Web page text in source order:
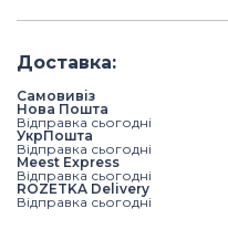
Доставка:
Самовивіз
Нова Пошта
Відправка сьогодні
УкрПошта
Відправка сьогодні
Meest Express
Відправка сьогодні
ROZETKA Delivery
Відправка сьогодні